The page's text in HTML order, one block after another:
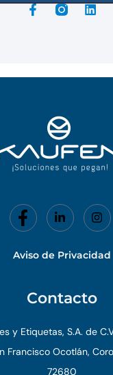
F
a
L
Aviso de Privacidad
Contacto
y Etiquetas, S.A. de
Francisco Ocotlán,
72680